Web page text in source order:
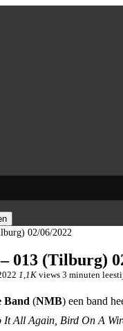
02/06/2022
013 (Tilburg)
1,1K views 3 minuten
Band (NMB) een band
It All Again, Bird On A